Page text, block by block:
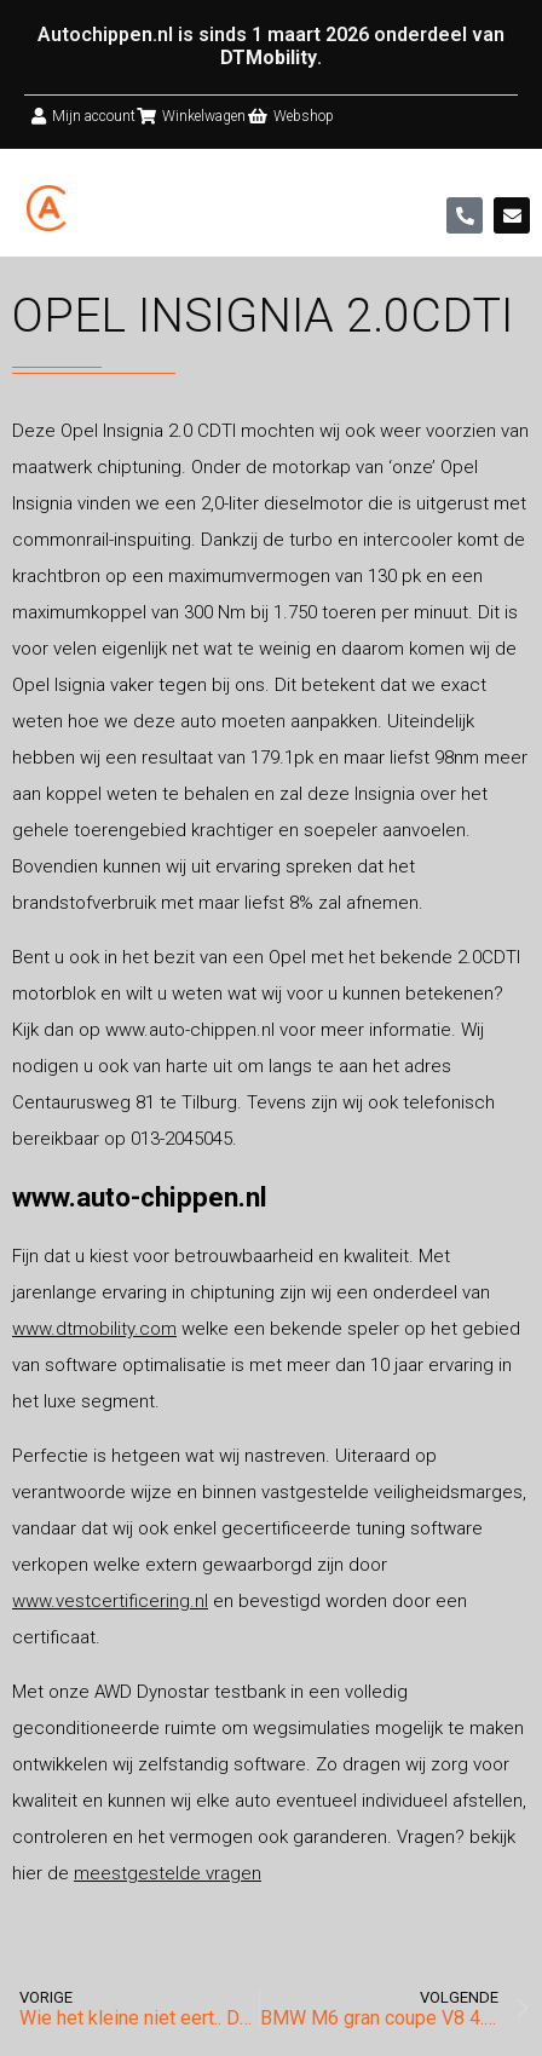
Autochippen.nl is sinds 1 maart 2026 onderdeel van
DTMobility.
Mijn account Winkelwagen Webshop
OPEL INSIGNIA 2.0CDTI
Deze Opel Insignia 2.0 CDTI mochten wij ook weer voorzien van
maatwerk chiptuning. Onder de motorkap van ‘onze’ Opel
Insignia vinden we een 2,0-liter dieselmotor die is uitgerust met
commonrail-inspuiting. Dankzij de turbo en intercooler komt de
krachtbron op een maximumvermogen van 130 pk en een
maximumkoppel van 300 Nm bij 1.750 toeren per minuut. Dit is
voor velen eigenlijk net wat te weinig en daarom komen wij de
Opel Isignia vaker tegen bij ons. Dit betekent dat we exact
weten hoe we deze auto moeten aanpakken. Uiteindelijk
hebben wij een resultaat van 179.1pk en maar liefst 98nm meer
aan koppel weten te behalen en zal deze Insignia over het
gehele toerengebied krachtiger en soepeler aanvoelen.
Bovendien kunnen wij uit ervaring spreken dat het
brandstofverbruik met maar liefst 8% zal afnemen.
Bent u ook in het bezit van een Opel met het bekende 2.0CDTI
motorblok en wilt u weten wat wij voor u kunnen betekenen?
Kijk dan op www.auto-chippen.nl voor meer informatie. Wij
nodigen u ook van harte uit om langs te aan het adres
Centaurusweg 81 te Tilburg. Tevens zijn wij ook telefonisch
bereikbaar op 013-2045045.
www.auto-chippen.nl
Fijn dat u kiest voor betrouwbaarheid en kwaliteit. Met
jarenlange ervaring in chiptuning zijn wij een onderdeel van
www.dtmobility.com welke een bekende speler op het gebied
van software optimalisatie is met meer dan 10 jaar ervaring in
het luxe segment.
Perfectie is hetgeen wat wij nastreven. Uiteraard op
verantwoorde wijze en binnen vastgestelde veiligheidsmarges,
vandaar dat wij ook enkel gecertificeerde tuning software
verkopen welke extern gewaarborgd zijn door
www.vestcertificering.nl en bevestigd worden door een
certificaat.
Met onze AWD Dynostar testbank in een volledig
geconditioneerde ruimte om wegsimulaties mogelijk te maken
ontwikkelen wij zelfstandig software. Zo dragen wij zorg voor
kwaliteit en kunnen wij elke auto eventueel individueel afstellen,
controleren en het vermogen ook garanderen. Vragen? bekijk
hier de meestgestelde vragen
VORIGE
Wie het kleine niet eert.. De VW Up 1.0
VOLGENDE
BMW M6 gran coupe V8 4.4 Bi-Turbo